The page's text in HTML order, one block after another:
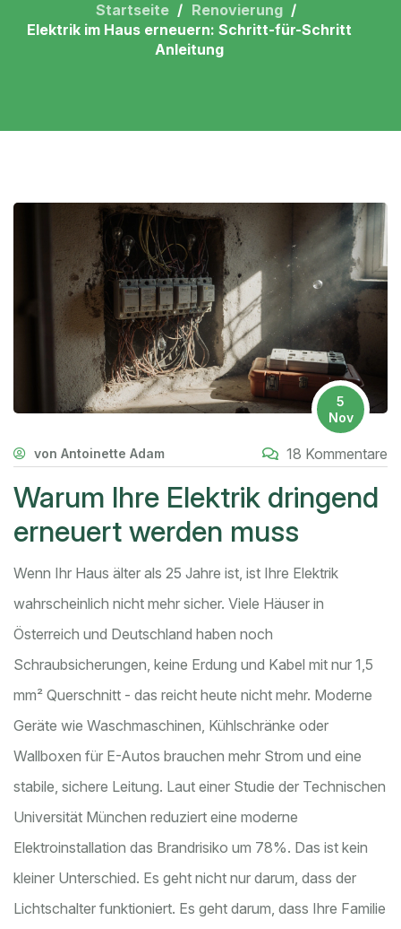
Startseite
Renovierung
Elektrik im Haus erneuern: Schritt-für-Schritt
Anleitung
5
Nov
von Antoinette Adam 18 Kommentare
Warum Ihre Elektrik dringend
erneuert werden muss
Wenn Ihr Haus älter als 25 Jahre ist, ist Ihre Elektrik
wahrscheinlich nicht mehr sicher. Viele Häuser in
Österreich und Deutschland haben noch
Schraubsicherungen, keine Erdung und Kabel mit nur 1,5
mm² Querschnitt - das reicht heute nicht mehr. Moderne
Geräte wie Waschmaschinen, Kühlschränke oder
Wallboxen für E-Autos brauchen mehr Strom und eine
stabile, sichere Leitung. Laut einer Studie der Technischen
Universität München reduziert eine moderne
Elektroinstallation das Brandrisiko um 78%. Das ist kein
kleiner Unterschied. Es geht nicht nur darum, dass der
Lichtschalter funktioniert. Es geht darum, dass Ihre Familie